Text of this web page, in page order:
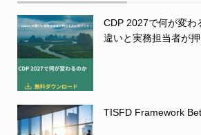
CDP 2027で何が変
違いと実務担当者が
TISFD Framework